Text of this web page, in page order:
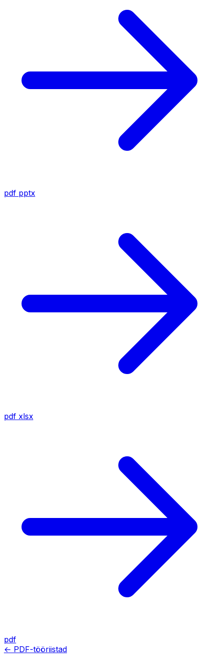
pdf pptx
pdf xlsx
pdf
← PDF-tööriistad